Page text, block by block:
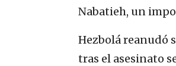
Nabatieh, un
Hezbolá reanudó
tras el asesinato